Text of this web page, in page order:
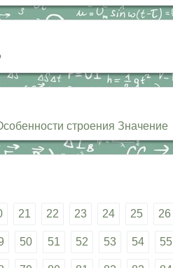
строения Значение
21 22 23 24 25 26
50 51 52 53 54 55